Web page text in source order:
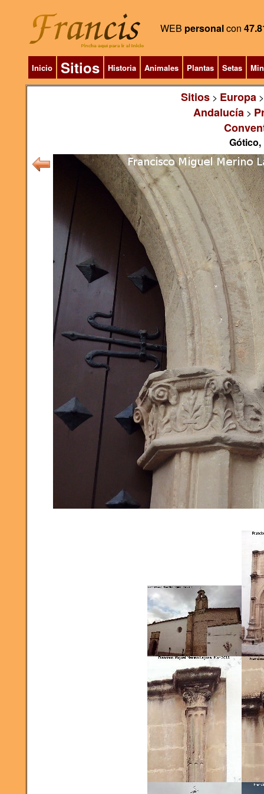
WEB personalcon
Inicio Sitios Historia Animales Plantas Setas
Sitios> Europa
Andalucía>
Gótico,